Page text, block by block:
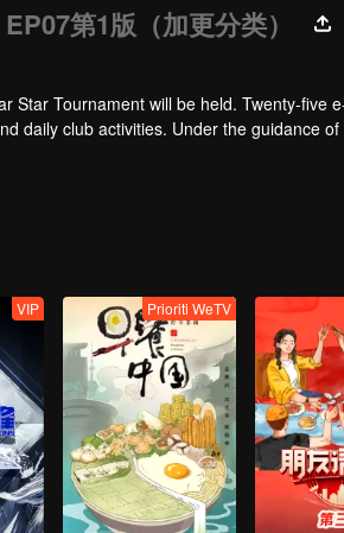
第1版（加更分类）
Star Tournament will be held. Twenty-five
daily club activities. Under the guidance
VIP Prioriti WeTV